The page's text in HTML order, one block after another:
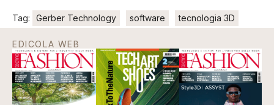
Tag: Gerber Technology software tecnologia 3D
EDICOLA WEB